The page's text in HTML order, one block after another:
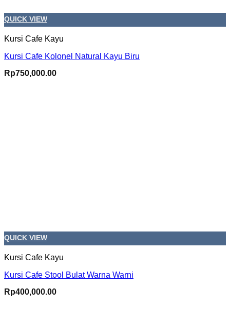
QUICK VIEW
Kursi Cafe Kayu
Kursi Cafe Kolonel Natural Kayu Biru
Rp750,000.00
QUICK VIEW
Kursi Cafe Kayu
Kursi Cafe Stool Bulat Warna Warni
Rp400,000.00